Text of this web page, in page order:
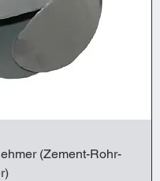
(Zement-Rohr-